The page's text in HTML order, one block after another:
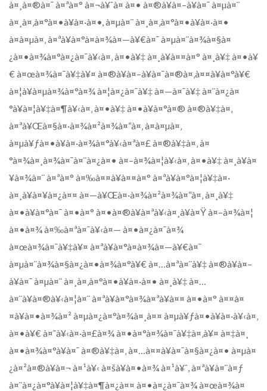
à¤¸à¤®à¤¯ à¤ªà¤° à¤¬à¥ˆà¤ à¤• à¤®à¥à¤–à¥à¤¯ à¤µà¤¨
à¤¸à¤‚à¤°à¤•à¥à¤·à¤•, à¤µà¤¨ à¤¸à¤‚à¤°à¤•à¥à¤·à¤•
à¤à¤µà¤‚ à¤ªà¥à¤°à¤­à¤¾à¤—à¥€à¤¯ à¤µà¤¨à¤¾à¤§à¤
¿à¤•à¤¾à¤°à¤¿à¤¯à¥‹à¤‚ à¤•à¥‡ à¤¸à¥à¤¤à¤° à¤¸à¥‡ à¤•à¥
€ à¤œà¤¾à¤¯à¥‡à¥¤ à¤®à¥à¤–à¥à¤¯à¤®à¤‚à¤¤à¥à¤°à¥€
à¤¦à¥à¤µà¤¾à¤°à¤¾ à¤¦à¤¿à¤¯à¥‡ à¤—à¤¯à¥‡ à¤¨à¤¿à¤
°à¥à¤¦à¥‡à¤¶à¥‹à¤‚ à¤•à¥‡ à¤•à¥à¤°à¤® à¤®à¥‡à¤‚
à¤ªà¥Œà¤§à¤·à¤¾à¤²à¤¾à¤“à¤‚ à¤à¤µà¤‚
à¤µà¥ƒà¤•à¥à¤·à¤¾à¤°à¥‹à¤ªà¤£ à¤®à¥‡à¤‚ à¤
°à¤¾à¤¸à¤¾à¤¯à¤¨à¤¿à¤• à¤–à¤¾à¤¦à¥‹à¤‚ à¤•à¥‡ à¤¸à¥à¤
¥à¤¾à¤¨ à¤ªà¤° à¤‰à¤¤à¥à¤¤à¤° à¤ªà¥à¤°à¤¦à¥‡à¤·
à¤¸à¥à¤¥à¤¿à¤¤ à¤—à¥Œà¤·à¤¾à¤²à¤¾à¤“à¤‚ à¤¸à¥‡
à¤•à¥à¤°à¤¯ à¤•à¤° à¤•à¤®à¥à¤ªà¥‹à¤¸à¥à¤Ÿ à¤–à¤¾à¤¦
à¤•à¤¾ à¤‰à¤ªà¤¯à¥‹à¤— à¤•à¤¿à¤¯à¤¾
à¤œà¤¾à¤¯à¥‡à¥¤ à¤ªà¥à¤°à¤­à¤¾à¤—à¥€à¤¯
à¤µà¤¨à¤¾à¤§à¤¿à¤•à¤¾à¤°à¥€ à¤…à¤ªà¤¨à¥‡ à¤®à¥à¤–
à¥à¤¯ à¤µà¤¨ à¤¸à¤‚à¤°à¤•à¥à¤·à¤• à¤¸à¥‡ à¤…
à¤¨à¥à¤®à¥‹à¤¦à¤¨ à¤ªà¥à¤°à¤¾à¤ªà¥à¤¤ à¤•à¤° à¤¤à¤
¤à¥à¤•à¤¾à¤² à¤µà¤¿à¤°à¤¾à¤¸à¤¤ à¤µà¥ƒà¤•à¥à¤·à¥‹à¤‚
à¤•à¥€ à¤˜à¥‹à¤·à¤£à¤¾ à¤•à¤°à¤¾à¤¯à¥‡à¤‚à¥¤ à¤‡à¤¸
à¤•à¤¾à¤°à¥à¤¯ à¤®à¥‡à¤‚ à¤…à¤¤à¥à¤¯à¤§à¤¿à¤• à¤µà¤
¿à¤²à¤®à¥à¤¬ à¤¹à¥‹ à¤šà¥à¤•à¤¾ à¤¹à¥ˆ, à¤ªà¥à¤¨à¤ƒ
à¤¨à¤¿à¤°à¥à¤¦à¥‡à¤¶à¤¿à¤¤ à¤•à¤¿à¤¯à¤¾ à¤œà¤¾à¤